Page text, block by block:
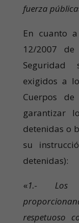
fuerza pública
En cuanto
12/2007
Seguridad
exigidos a
Cuerpos
garantizar
detenidas o
su
detenidas):
«1.- Los
respetuoso